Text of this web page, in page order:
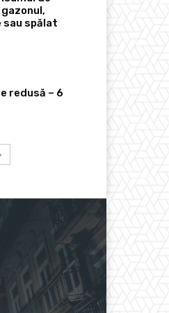
sau spălat
redusă – 6